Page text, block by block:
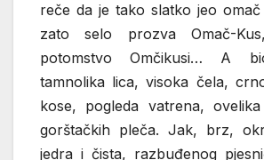
reče da je tako slatko jeo
zato selo prozva Omač-
potomstvo Omčikusi… A
tamnolika lica, visoka čela,
kose, pogleda vatrena,
gorštačkih pleča. Jak, brz,
jedra i čista, razbuđenog